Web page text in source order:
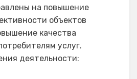
на повышение
объектов
качества
услуг.
деятельности: